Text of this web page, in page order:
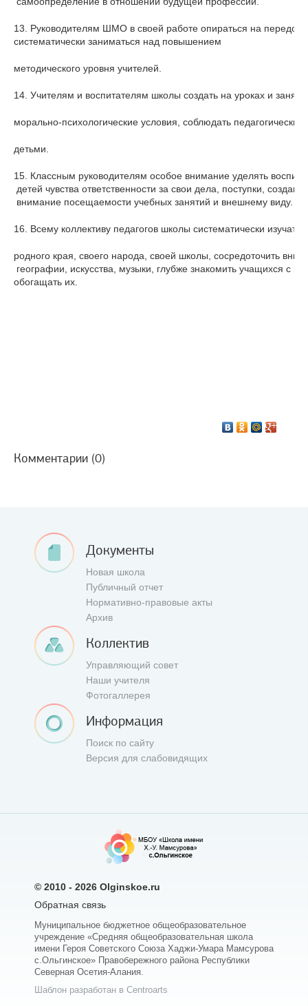
13. Руководителям ШMO в своей работе опираться на
систематически заниматься над повышением
методического уровня учителей.
14. Учителям и воспитателям школы создать на уроках и
морально-психологические условия, соблюдать
детьми.
15. Классным руководителям особое внимание уделять
детей чувства ответственности за свои дела, поступки,
внимание посещаемости учебных занятий и внешнему виду.
16. Всему коллективу педагогов школы систематически
родного края, своего народа, своей школы, сосредоточить
географии, искусства, музыки, глубже знакомить учащихся с
обогащать их.
Комментарии (0)
Документы
Новая школа
Публичный отчет
Нормативно-правовые акты
Архив
Коллектив
Управляющий совет
Наши учителя
Фотогаллерея
Информация
Поиск по сайту
Версия для слабовидящих
© 2010 - 2026 Olginskoe.ru
Обратная связь
Муниципальное бюджетное общеобразовательное
учреждение «Средняя общеобразовательная школа
имени Героя Советского Союза Хаджи-Умара Мамсурова
с.Ольгинское» Правобережного района Республики
Северная Осетия-Алания.
Шаблон разработан в Centroarts